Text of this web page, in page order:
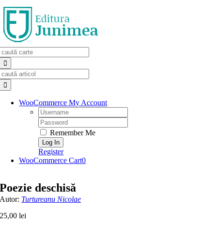
Skip
to
content
WooCommerce My Account
Username:
Password:
Remember Me
Register
WooCommerce Cart0
Poezie deschisă
Autor: Turtureanu Nicolae
25,00lei